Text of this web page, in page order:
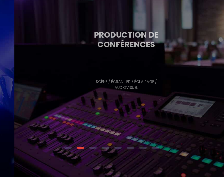
PRODUCTION DE
CONFÉRENCES
SCÈNE / ÉCRAN LED / ÉCLAIRAGE /
AUDIOVISUEL